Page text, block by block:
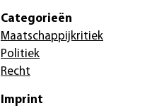
Categorieën
Maatschappijkritiek
Politiek
Recht
Imprint